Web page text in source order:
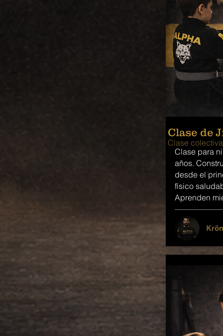
Clase de
Clase
Clase para
años.
desde el
físico
Aprenden